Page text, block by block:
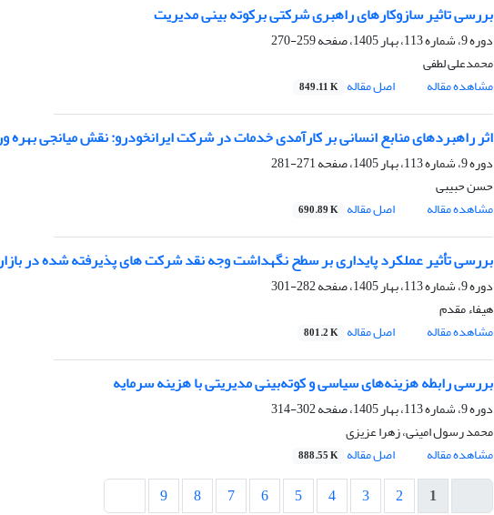
بررسی تاثیر سازوکارهای راهبری شرکتی برکوته بینی مدیریت
دوره 9، شماره 113، بهار 1405، صفحه
259-270
محمدعلی لطفی
مشاهده مقاله
اصل مقاله 849.11 K
اثر راهبردهای منابع انسانی بر کارآمدی خدمات در شرکت ایرانخودرو: نقش میانجی بهره
دوره 9، شماره 113، بهار 1405، صفحه
271-281
حسن حبیبی
مشاهده مقاله
اصل مقاله 690.89 K
بررسی تأثیر عملکرد پایداری بر سطح نگهداشت وجه نقد شرکت های پذیرفته شده در
دوره 9، شماره 113، بهار 1405، صفحه
282-301
هیفاء مقدم
مشاهده مقاله
اصل مقاله 801.2 K
بررسی رابطه هزینه‌های سیاسی و کوته‌بینی مدیریتی با هزینه سرمایه
دوره 9، شماره 113، بهار 1405، صفحه
302-314
محمد رسول امینی، زهرا عزیزی
مشاهده مقاله
اصل مقاله 888.55 K
1
2
3
4
5
6
7
8
9